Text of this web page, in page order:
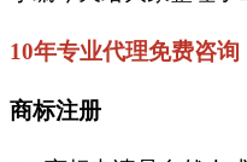
10年专业代理免费咨询
商标注册